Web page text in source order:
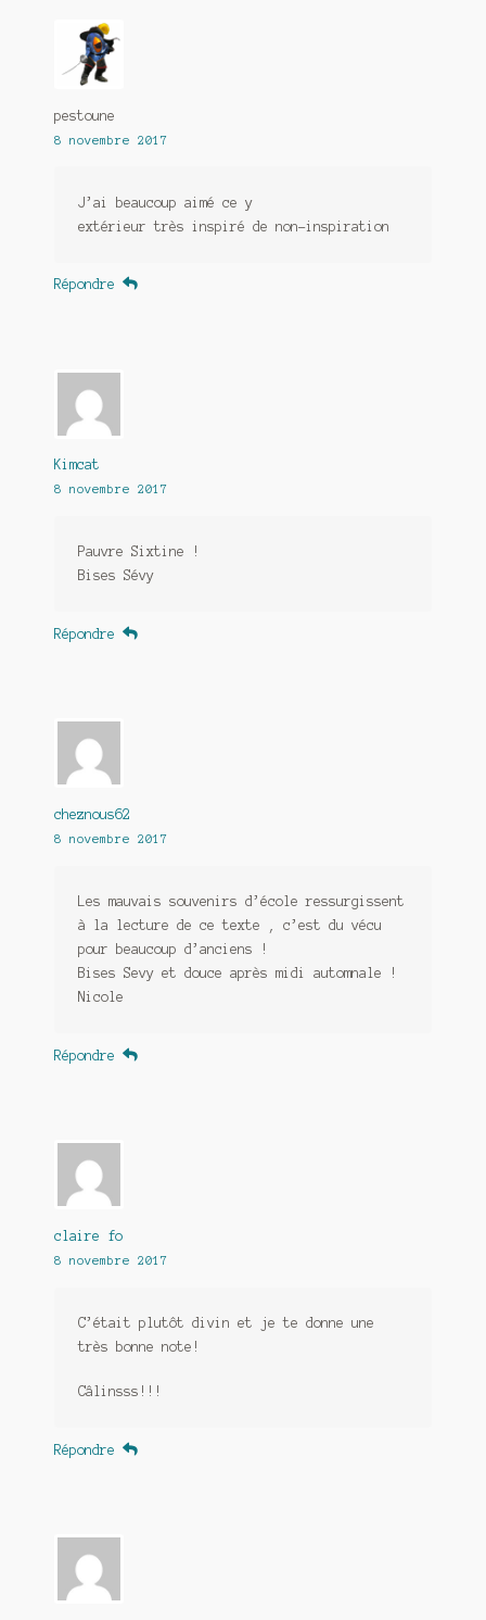
pestoune
8 novembre 2017
J’ai beaucoup aimé ce y
extérieur très inspiré de non-inspiration
Répondre
Kimcat
8 novembre 2017
Pauvre Sixtine !
Bises Sévy
Répondre
cheznous62
8 novembre 2017
Les mauvais souvenirs d’école ressurgissent
à la lecture de ce texte , c’est du vécu
pour beaucoup d’anciens !
Bises Sevy et douce après midi automnale !
Nicole
Répondre
claire fo
8 novembre 2017
C’était plutôt divin et je te donne une
très bonne note!
Câlinsss!!!
Répondre